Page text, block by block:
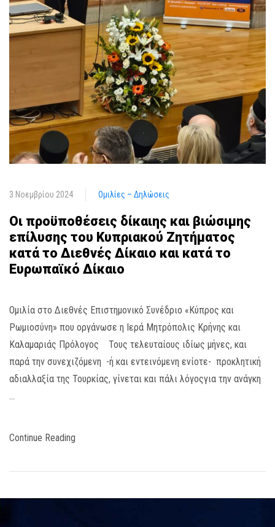
3 Νοεμβρίου 2024 Ομιλίες – Δηλώσεις
Οι προϋποθέσεις δίκαιης και βιώσιμης
επίλυσης του Κυπριακού Ζητήματος
κατά το Διεθνές Δίκαιο και κατά το
Ευρωπαϊκό Δίκαιο
Oμιλία στο Διεθνές Επιστημονικό Συνέδριο «Κύπρος και
Ρωμιοσύνη» που οργάνωσε η Ιερά Μητρόπολις Κρήνης και
Καλαμαριάς Πρόλογος Τους τελευταίους ιδίως μήνες, και
παρά την συνεχιζόμενη -ή και εντεινόμενη ενίοτε- προκλητική
αδιαλλαξία της Τουρκίας, γίνεται και πάλι λόγοςγια την ανάγκη
…
Continue Reading